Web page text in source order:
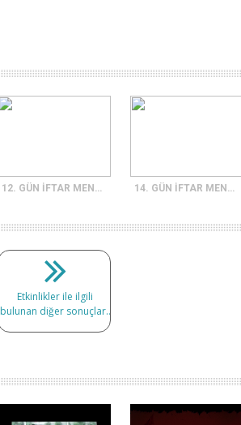
12. GÜN İFTAR MENÜSÜ 14. GÜN İFTAR MENÜSÜ
Etkinlikler ile ilgili
bulunan diğer sonuçlar..